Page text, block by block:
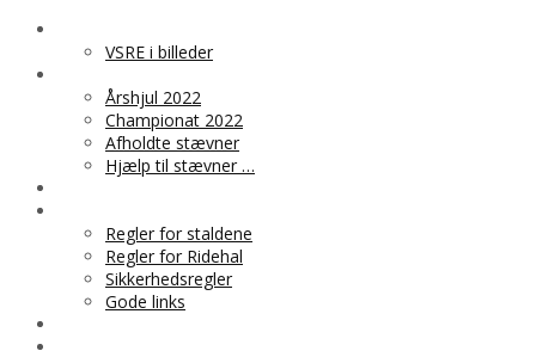
VSRE i billeder
Årshjul 2022
Championat 2022
Afholdte stævner
Hjælp til stævner …
Regler for staldene
Regler for Ridehal
Sikkerhedsregler
Gode links